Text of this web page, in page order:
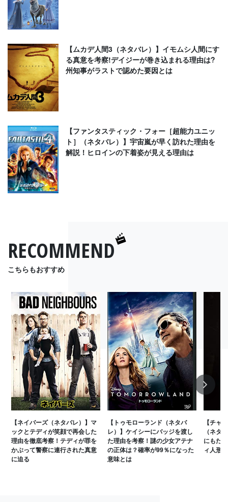
【ムカデ人間3（ネタバレ）】イモムシ人間にす
る真意を考察!デイジーが巻き込まれる理由は?
州知事がラストで認めた要因とは
【ファンタスティック・フォー［超能力ユニッ
ト］（ネタバレ）】宇宙嵐が早く訪れた理由を
解説！ヒロインの下着姿が見える理由は
RECOMMEND
こちらもおすすめ
【ネイバーズ（ネタバレ）】マ
ックとテディが笑顔で再会した
理由を徹底考察！テディが罪を
かぶって警察に連行された真意
に迫る
【トゥモローランド（ネタバ
レ）】ケイシーにバッジを渡し
た理由を考察！謎の少女アテナ
の正体は？確率が99％になった
意味とは
【チャ
（ネタ
にもた
ィ人形
Next